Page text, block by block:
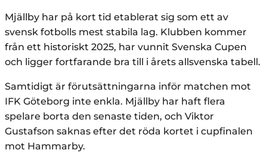
Mjällby har på kort tid etablerat sig som ett av
svensk fotbolls mest stabila lag. Klubben kommer
från ett historiskt 2025, har vunnit Svenska Cupen
och ligger fortfarande bra till i årets allsvenska tabell.
Samtidigt är förutsättningarna inför matchen mot
IFK Göteborg inte enkla. Mjällby har haft flera
spelare borta den senaste tiden, och Viktor
Gustafson saknas efter det röda kortet i cupfinalen
mot Hammarby.